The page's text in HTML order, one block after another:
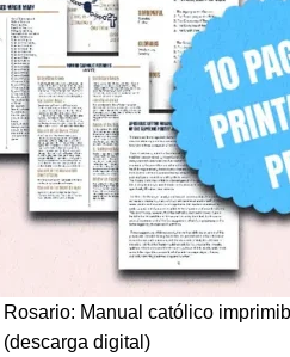
Manual católico
(descarga digital)